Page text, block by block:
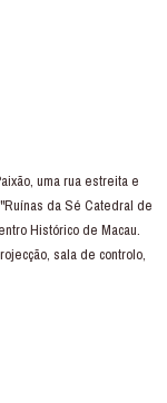
uma rua estreita e
da Sé Catedral de
Histórico de Macau.
sala de controlo,